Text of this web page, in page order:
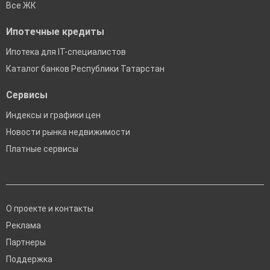
Все ЖК
Ипотечные кредиты
Ипотека для IT-специалистов
Каталог банков Республики Татарстан
Сервисы
Индексы и графики цен
Новости рынка недвижимости
Платные сервисы
О проекте и контакты
Реклама
Партнеры
Поддержка